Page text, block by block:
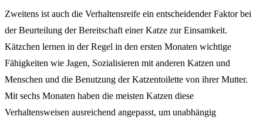
Zweitens ist auch die Verhaltensreife ein entscheidender Faktor bei
der Beurteilung der Bereitschaft einer Katze zur Einsamkeit.
Kätzchen lernen in der Regel in den ersten Monaten wichtige
Fähigkeiten wie Jagen, Sozialisieren mit anderen Katzen und
Menschen und die Benutzung der Katzentoilette von ihrer Mutter.
Mit sechs Monaten haben die meisten Katzen diese
Verhaltensweisen ausreichend angepasst, um unabhängig